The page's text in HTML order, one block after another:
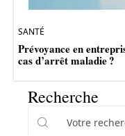
SANTÉ
Prévoyance en
cas d’arrêt maladie ?
Recherche